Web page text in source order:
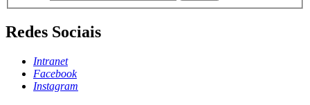
Redes Sociais
Intranet
Facebook
Instagram